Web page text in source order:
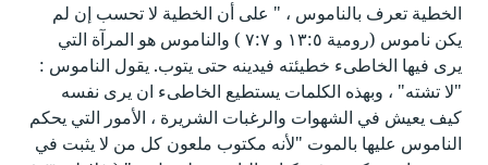
الخطية تعرف بالناموس ، " على أن الخطية لا تحسب إن لم
يكن ناموس (رومية ١٣:٥ و ٧:٧ ) والناموس هو المرآة التي
يرى فيها الخاطىء خطيئته فيدينه حتى يتوب. يقول الناموس :
"لا تشته" ، وبهذه الكلمات يستطيع الخاطىء ان يرى نفسه
كيف يعيش في الشهوات والرغبات الشريرة ، الأمور التي يحكم
الناموس عليها بالموت "لأنه مكتوب ملعون كل من لا يثبت في